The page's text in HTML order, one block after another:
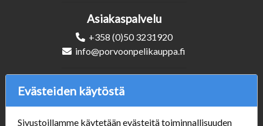
Asiakaspalvelu
+358 (0)50 3231920
info@porvoonpelikauppa.fi
Seuraa Meitä
Evästeiden käytöstä
Sivustoillamme käytetään evästeitä toiminnallisuuden